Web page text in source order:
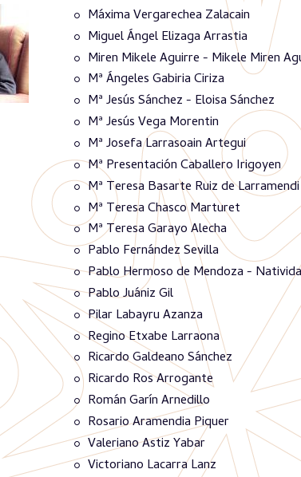
Máxima Vergarechea Zalacain
Miguel Ángel Elizaga Arrastia
Miren Mikele Aguirre - Mikele Miren
Mª Ángeles Gabiria Ciriza
Mª Jesús Sánchez - Eloisa Sánchez
Mª Jesús Vega Morentin
Mª Josefa Larrasoain Artegui
Mª Presentación Caballero Irigoyen
Mª Teresa Basarte Ruiz de Larramendi
Mª Teresa Chasco Marturet
Mª Teresa Garayo Alecha
Pablo Fernández Sevilla
Pablo Hermoso de Mendoza -
Pablo Juániz Gil
Pilar Labayru Azanza
Regino Etxabe Larraona
Ricardo Galdeano Sánchez
Ricardo Ros Arrogante
Román Garín Arnedillo
Rosario Aramendia Piquer
Valeriano Astiz Yabar
Victoriano Lacarra Lanz